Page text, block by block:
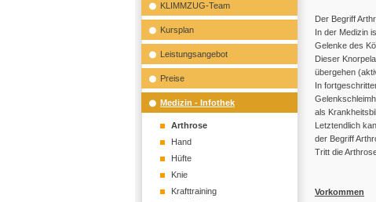
KLIMMZUG-Team
Kursplan
Leistungsangebot
Preise
Medizin - Infothek
Arthrose
Hand
Hüfte
Knie
Krafttraining
Der Begriff
In der Medizin
Gelenke des
Dieser
übergehen
In
als
Letztendlich
der Begriff
Tritt die
Vorkommen